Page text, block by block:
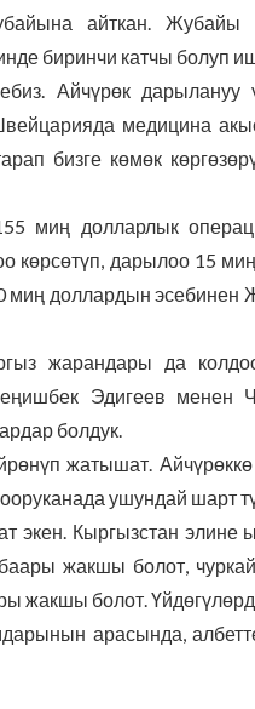
айткан. Жубайы
биринчи катчы болуп
Айчүрөк дарылануу
медицина
бизге көмөк
миң долларлык
көрсөтүп, дарылоо 15
миң доллардын
жарандары да
Эдигеев менен
болдук.
жатышат.
ушундай шарт
экен. Кыргызстан
жакшы болот,
жакшы болот.
арасында,